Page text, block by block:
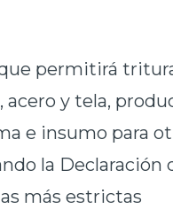
permitirá
y tela,
e insumo para
la Declaración
más estrictas